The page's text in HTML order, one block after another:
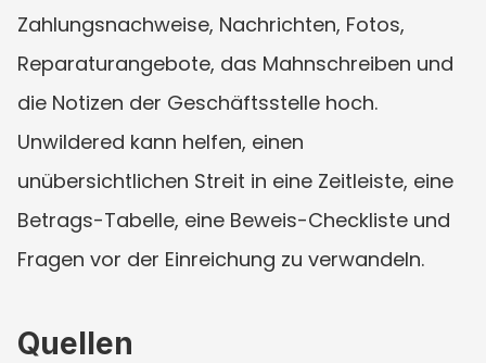
Zahlungsnachweise, Nachrichten, Fotos,
Reparaturangebote, das Mahnschreiben und
die Notizen der Geschäftsstelle hoch.
Unwildered kann helfen, einen
unübersichtlichen Streit in eine Zeitleiste, eine
Betrags-Tabelle, eine Beweis-Checkliste und
Fragen vor der Einreichung zu verwandeln.
Quellen